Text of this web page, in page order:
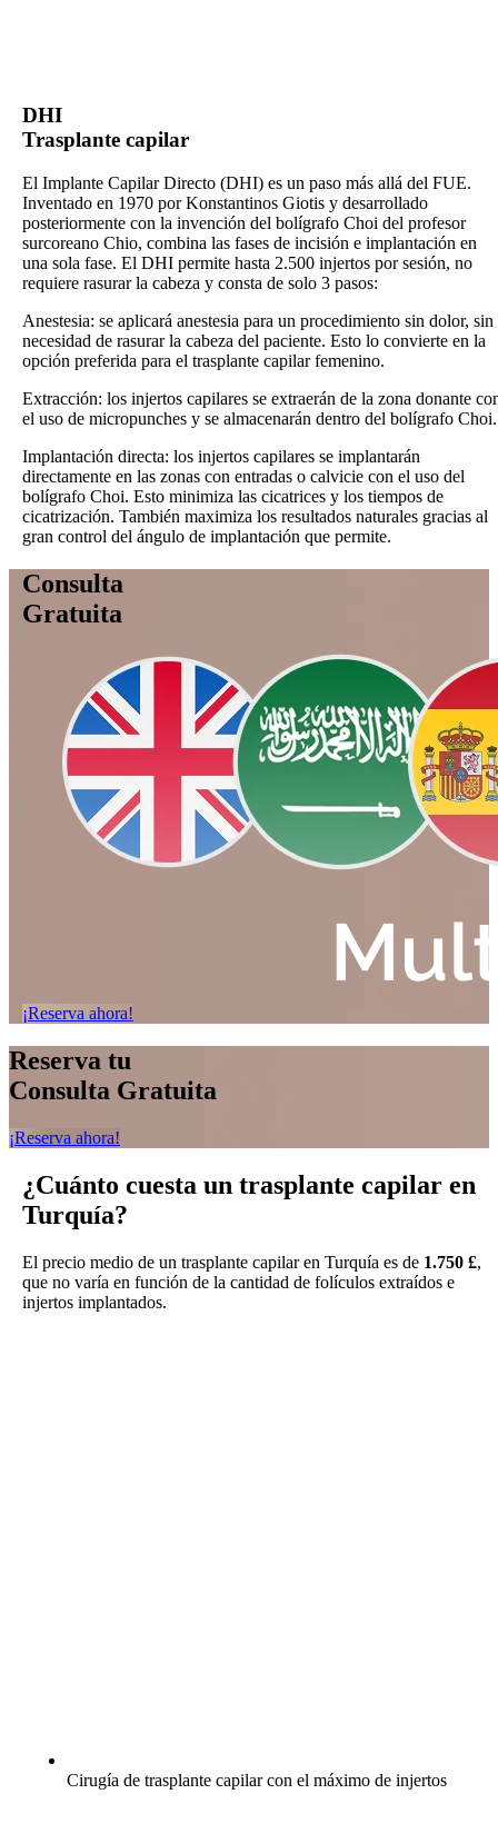
DHI
Trasplante capilar
El Implante Capilar Directo (DHI) es un paso más allá del FUE.
Inventado en 1970 por Konstantinos Giotis y desarrollado
posteriormente con la invención del bolígrafo Choi del profesor
surcoreano Chio, combina las fases de incisión e implantación en
una sola fase. El DHI permite hasta 2.500 injertos por sesión, no
requiere rasurar la cabeza y consta de solo 3 pasos:
Anestesia: se aplicará anestesia para un procedimiento sin dolor, sin
necesidad de rasurar la cabeza del paciente. Esto lo convierte en la
opción preferida para el trasplante capilar femenino.
Extracción: los injertos capilares se extraerán de la zona donante
el uso de micropunches y se almacenarán dentro del bolígrafo Choi.
Implantación directa: los injertos capilares se implantarán
directamente en las zonas con entradas o calvicie con el uso del
bolígrafo Choi. Esto minimiza las cicatrices y los tiempos de
cicatrización. También maximiza los resultados naturales gracias al
gran control del ángulo de implantación que permite.
Consulta
Gratuita
¡Reserva ahora!
Reserva tu
Consulta Gratuita
¡Reserva ahora!
¿Cuánto cuesta un trasplante capilar en
Turquía?
El precio medio de un trasplante capilar en Turquía es de 1.750 £,
que no varía en función de la cantidad de folículos extraídos e
injertos implantados.
Cirugía de trasplante capilar con el máximo de injertos